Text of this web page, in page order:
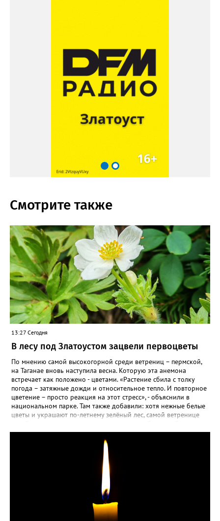
Смотрите также
13:27 Сегодня
В лесу под Златоустом зацвели первоцветы
По мнению самой высокогорной среди ветрениц – пермской,
на Таганае вновь наступила весна. Которую эта анемона
встречает как положено - цветами. «Растение сбила с толку
погода – затяжные дожди и относительное тепло. И повторное
цветение – просто реакция на этот стресс», - объяснили в
национальном парке. Там также добавили: хотя нежные белые
цветы и украшают по-летнему зелёный лес, самой ветренице
силы перед долгой зимовкой.